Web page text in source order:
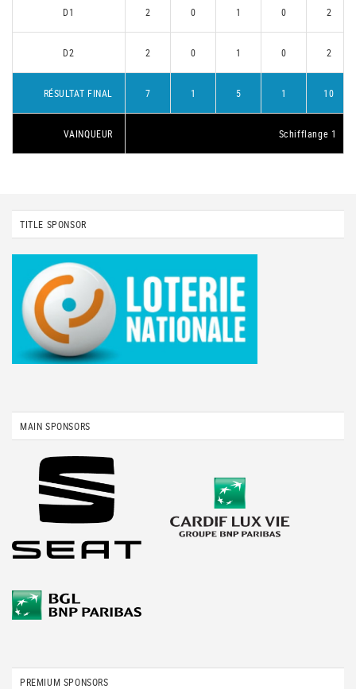
D1 2 0 1 0 2
D2 2 0 1 0 2
RÉSULTAT FINAL 7 1 5 1 10
VAINQUEUR Schifflange 1
TITLE SPONSOR
MAIN SPONSORS
PREMIUM SPONSORS